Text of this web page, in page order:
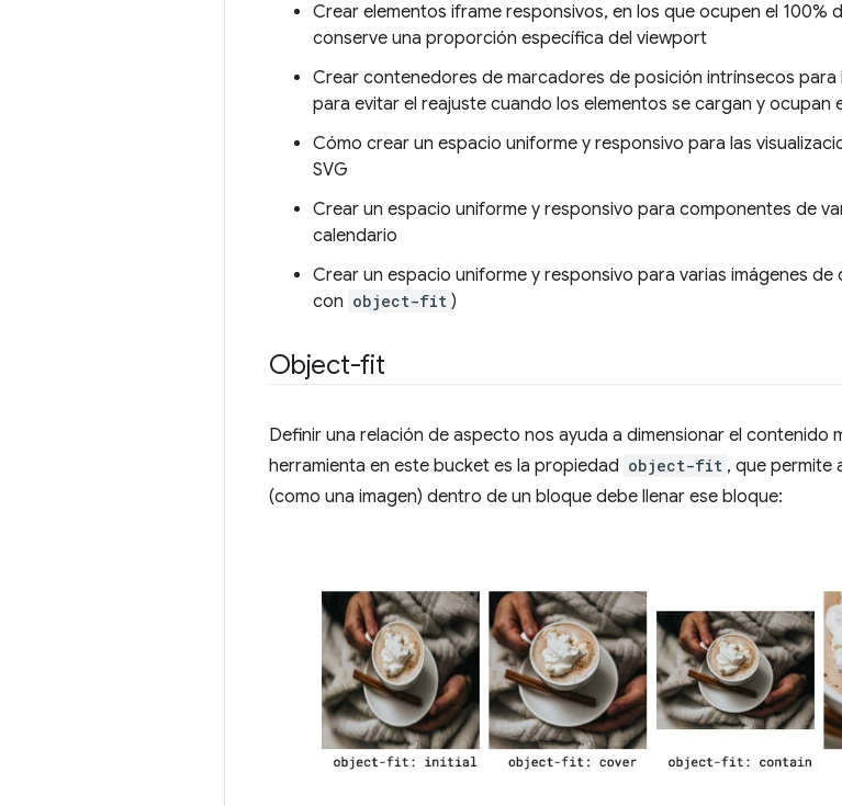
Crear elementos iframe responsivos, en los que ocupen el 100%
conserve una proporción específica del viewport
Crear contenedores de marcadores de posición intrínsecos para
para evitar el reajuste cuando los elementos se cargan y ocupan
Cómo crear un espacio uniforme y responsivo para las
SVG
Crear un espacio uniforme y responsivo para componentes de
calendario
Crear un espacio uniforme y responsivo para varias imágenes
con object-fit )
Object-fit
Definir una relación de aspecto nos ayuda a dimensionar el contenido
herramienta en este bucket es la propiedad object-fit , que permite
(como una imagen) dentro de un bloque debe llenar ese bloque: